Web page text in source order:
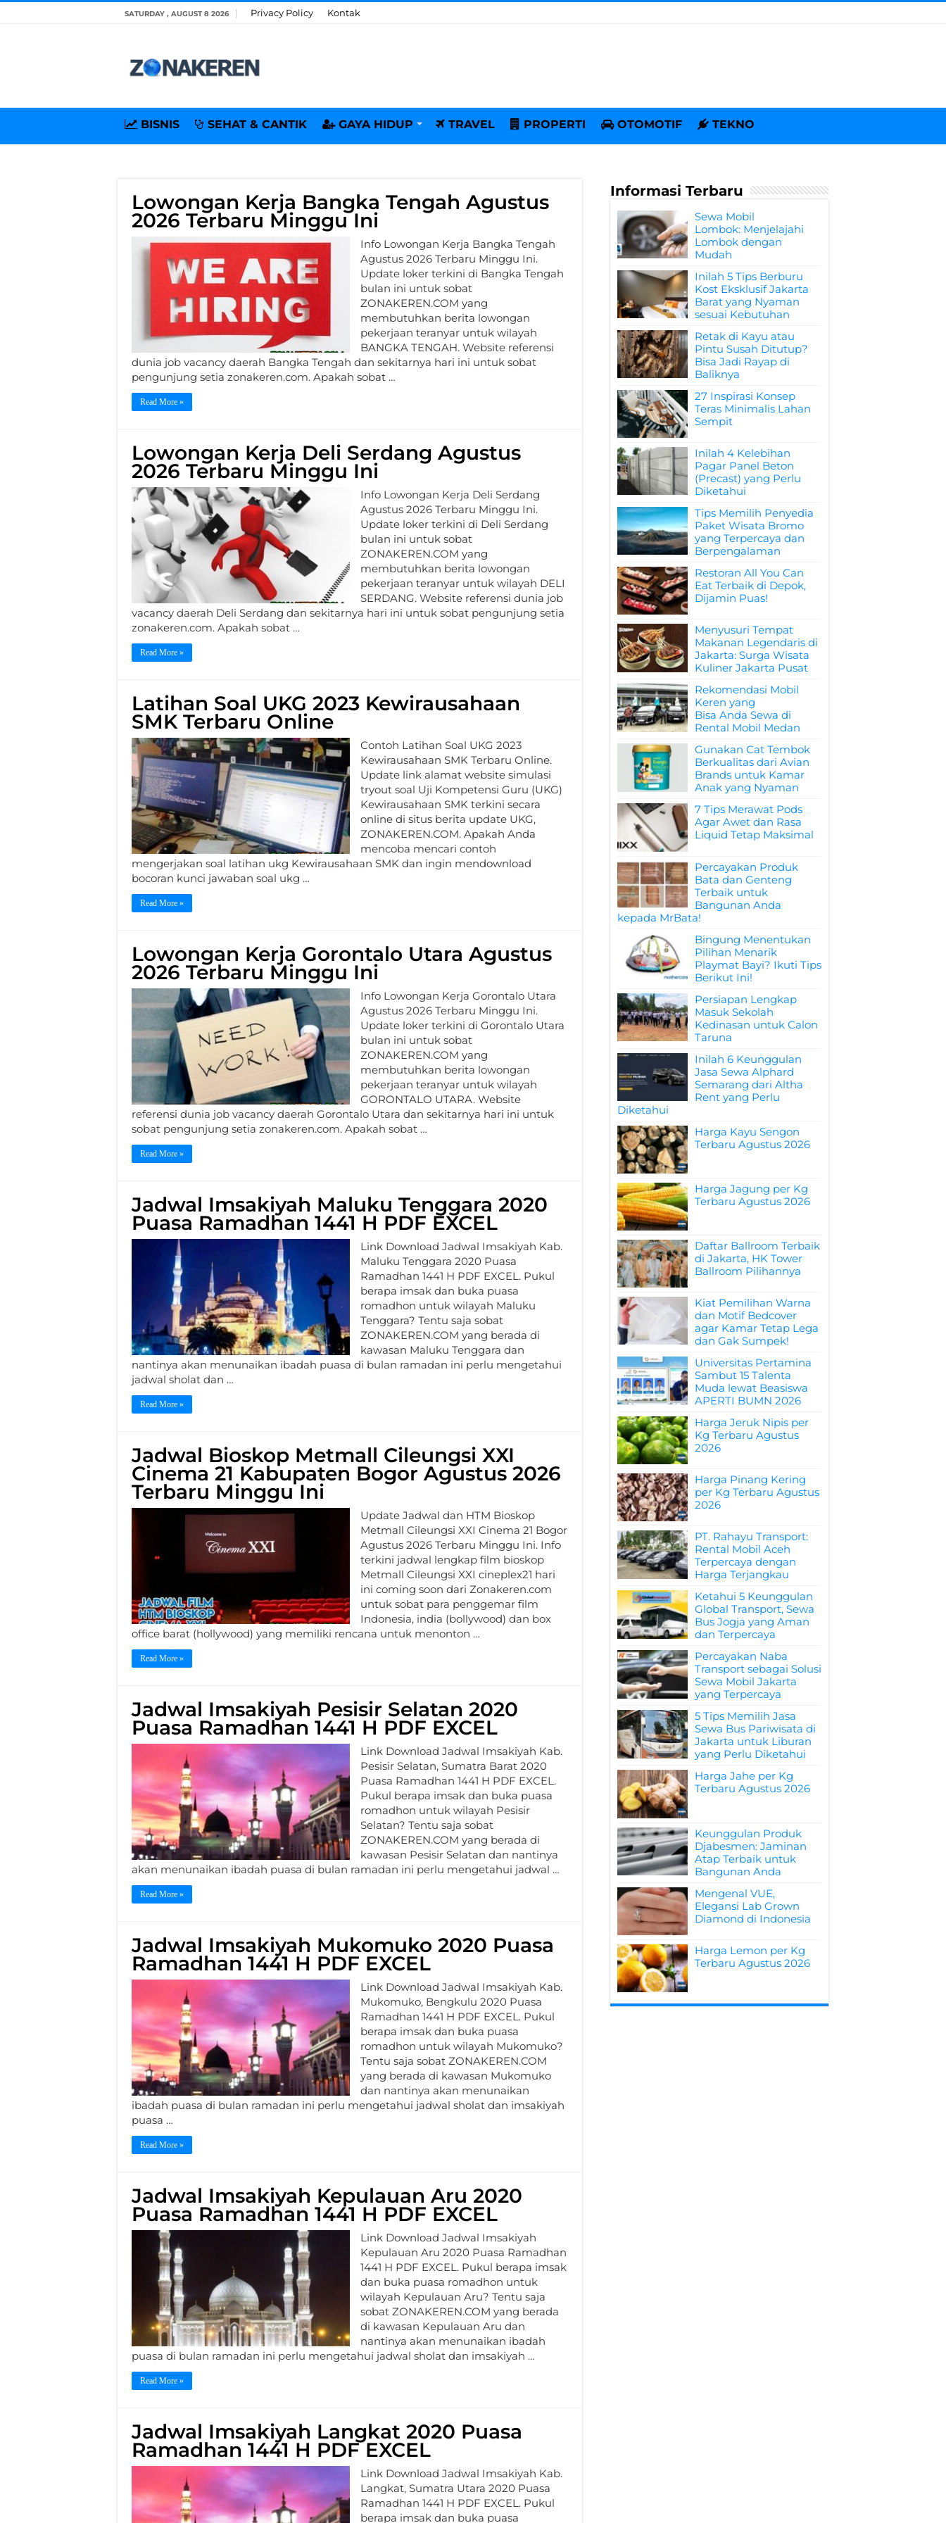
SATURDAY , AUGUST 8 2026 Privacy Policy Kontak
BISNIS SEHAT & CANTIK GAYA HIDUP TRAVEL PROPERTI OTOMOTIF TEKNO
Lowongan Kerja Bangka Tengah Agustus
2026 Terbaru Minggu Ini
Info Lowongan Kerja Bangka Tengah
Agustus 2026 Terbaru Minggu Ini.
Update loker terkini di Bangka Tengah
bulan ini untuk sobat
ZONAKEREN.COM yang
membutuhkan berita lowongan
pekerjaan teranyar untuk wilayah
BANGKA TENGAH. Website referensi
dunia job vacancy daerah Bangka Tengah dan sekitarnya hari ini untuk sobat
pengunjung setia zonakeren.com. Apakah sobat …
Read More »
Lowongan Kerja Deli Serdang Agustus
2026 Terbaru Minggu Ini
Info Lowongan Kerja Deli Serdang
Agustus 2026 Terbaru Minggu Ini.
Update loker terkini di Deli Serdang
bulan ini untuk sobat
ZONAKEREN.COM yang
membutuhkan berita lowongan
pekerjaan teranyar untuk wilayah DELI
SERDANG. Website referensi dunia job
vacancy daerah Deli Serdang dan sekitarnya hari ini untuk sobat pengunjung setia
zonakeren.com. Apakah sobat …
Read More »
Latihan Soal UKG 2023 Kewirausahaan
SMK Terbaru Online
Contoh Latihan Soal UKG 2023
Kewirausahaan SMK Terbaru Online.
Update link alamat website simulasi
tryout soal Uji Kompetensi Guru (UKG)
Kewirausahaan SMK terkini secara
online di situs berita update UKG,
ZONAKEREN.COM. Apakah Anda
mencoba mencari contoh
mengerjakan soal latihan ukg Kewirausahaan SMK dan ingin mendownload
bocoran kunci jawaban soal ukg …
Read More »
Lowongan Kerja Gorontalo Utara Agustus
2026 Terbaru Minggu Ini
Info Lowongan Kerja Gorontalo Utara
Agustus 2026 Terbaru Minggu Ini.
Update loker terkini di Gorontalo Utara
bulan ini untuk sobat
ZONAKEREN.COM yang
membutuhkan berita lowongan
pekerjaan teranyar untuk wilayah
GORONTALO UTARA. Website
referensi dunia job vacancy daerah Gorontalo Utara dan sekitarnya hari ini untuk
sobat pengunjung setia zonakeren.com. Apakah sobat …
Read More »
Jadwal Imsakiyah Maluku Tenggara 2020
Puasa Ramadhan 1441 H PDF EXCEL
Link Download Jadwal Imsakiyah Kab.
Maluku Tenggara 2020 Puasa
Ramadhan 1441 H PDF EXCEL. Pukul
berapa imsak dan buka puasa
romadhon untuk wilayah Maluku
Tenggara? Tentu saja sobat
ZONAKEREN.COM yang berada di
kawasan Maluku Tenggara dan
nantinya akan menunaikan ibadah puasa di bulan ramadan ini perlu mengetahui
jadwal sholat dan …
Read More »
Jadwal Bioskop Metmall Cileungsi XXI
Cinema 21 Kabupaten Bogor Agustus 2026
Terbaru Minggu Ini
Update Jadwal dan HTM Bioskop
Metmall Cileungsi XXI Cinema 21 Bogor
Agustus 2026 Terbaru Minggu Ini. Info
terkini jadwal lengkap film bioskop
Metmall Cileungsi XXI cineplex21 hari
ini coming soon dari Zonakeren.com
untuk sobat para penggemar film
Indonesia, india (bollywood) dan box
office barat (hollywood) yang memiliki rencana untuk menonton …
Read More »
Jadwal Imsakiyah Pesisir Selatan 2020
Puasa Ramadhan 1441 H PDF EXCEL
Link Download Jadwal Imsakiyah Kab.
Pesisir Selatan, Sumatra Barat 2020
Puasa Ramadhan 1441 H PDF EXCEL.
Pukul berapa imsak dan buka puasa
romadhon untuk wilayah Pesisir
Selatan? Tentu saja sobat
ZONAKEREN.COM yang berada di
kawasan Pesisir Selatan dan nantinya
akan menunaikan ibadah puasa di bulan ramadan ini perlu mengetahui jadwal …
Read More »
Jadwal Imsakiyah Mukomuko 2020 Puasa
Ramadhan 1441 H PDF EXCEL
Link Download Jadwal Imsakiyah Kab.
Mukomuko, Bengkulu 2020 Puasa
Ramadhan 1441 H PDF EXCEL. Pukul
berapa imsak dan buka puasa
romadhon untuk wilayah Mukomuko?
Tentu saja sobat ZONAKEREN.COM
yang berada di kawasan Mukomuko
dan nantinya akan menunaikan
ibadah puasa di bulan ramadan ini perlu mengetahui jadwal sholat dan imsakiyah
puasa …
Read More »
Jadwal Imsakiyah Kepulauan Aru 2020
Puasa Ramadhan 1441 H PDF EXCEL
Link Download Jadwal Imsakiyah
Kepulauan Aru 2020 Puasa Ramadhan
1441 H PDF EXCEL. Pukul berapa imsak
dan buka puasa romadhon untuk
wilayah Kepulauan Aru? Tentu saja
sobat ZONAKEREN.COM yang berada
di kawasan Kepulauan Aru dan
nantinya akan menunaikan ibadah
puasa di bulan ramadan ini perlu mengetahui jadwal sholat dan imsakiyah …
Read More »
Jadwal Imsakiyah Langkat 2020 Puasa
Ramadhan 1441 H PDF EXCEL
Link Download Jadwal Imsakiyah Kab.
Langkat, Sumatra Utara 2020 Puasa
Ramadhan 1441 H PDF EXCEL. Pukul
berapa imsak dan buka puasa
Informasi Terbaru
Sewa Mobil
Lombok: Menjelajahi
Lombok dengan
Mudah
Inilah 5 Tips Berburu
Kost Eksklusif Jakarta
Barat yang Nyaman
sesuai Kebutuhan
Retak di Kayu atau
Pintu Susah Ditutup?
Bisa Jadi Rayap di
Baliknya
27 Inspirasi Konsep
Teras Minimalis Lahan
Sempit
Inilah 4 Kelebihan
Pagar Panel Beton
(Precast) yang Perlu
Diketahui
Tips Memilih Penyedia
Paket Wisata Bromo
yang Terpercaya dan
Berpengalaman
Restoran All You Can
Eat Terbaik di Depok,
Dijamin Puas!
Menyusuri Tempat
Makanan Legendaris di
Jakarta: Surga Wisata
Kuliner Jakarta Pusat
Rekomendasi Mobil
Keren yang
Bisa Anda Sewa di
Rental Mobil Medan
Gunakan Cat Tembok
Berkualitas dari Avian
Brands untuk Kamar
Anak yang Nyaman
7 Tips Merawat Pods
Agar Awet dan Rasa
Liquid Tetap Maksimal
Percayakan Produk
Bata dan Genteng
Terbaik untuk
Bangunan Anda
kepada MrBata!
Bingung Menentukan
Pilihan Menarik
Playmat Bayi? Ikuti Tips
Berikut Ini!
Persiapan Lengkap
Masuk Sekolah
Kedinasan untuk Calon
Taruna
Inilah 6 Keunggulan
Jasa Sewa Alphard
Semarang dari Altha
Rent yang Perlu
Diketahui
Harga Kayu Sengon
Terbaru Agustus 2026
Harga Jagung per Kg
Terbaru Agustus 2026
Daftar Ballroom Terbaik
di Jakarta, HK Tower
Ballroom Pilihannya
Kiat Pemilihan Warna
dan Motif Bedcover
agar Kamar Tetap Lega
dan Gak Sumpek!
Universitas Pertamina
Sambut 15 Talenta
Muda lewat Beasiswa
APERTI BUMN 2026
Harga Jeruk Nipis per
Kg Terbaru Agustus
2026
Harga Pinang Kering
per Kg Terbaru Agustus
2026
PT. Rahayu Transport:
Rental Mobil Aceh
Terpercaya dengan
Harga Terjangkau
Ketahui 5 Keunggulan
Global Transport, Sewa
Bus Jogja yang Aman
dan Terpercaya
Percayakan Naba
Transport sebagai Solusi
Sewa Mobil Jakarta
yang Terpercaya
5 Tips Memilih Jasa
Sewa Bus Pariwisata di
Jakarta untuk Liburan
yang Perlu Diketahui
Harga Jahe per Kg
Terbaru Agustus 2026
Keunggulan Produk
Djabesmen: Jaminan
Atap Terbaik untuk
Bangunan Anda
Mengenal VUE,
Elegansi Lab Grown
Diamond di Indonesia
Harga Lemon per Kg
Terbaru Agustus 2026